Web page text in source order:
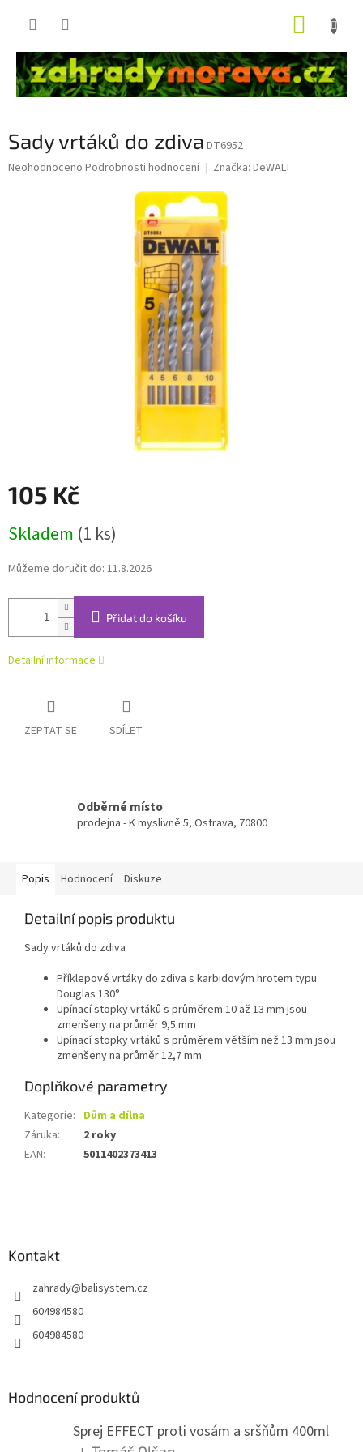
Sady vrtáků do zdiva DT6952
Průměrné
Neohodnoceno Podrobnosti hodnocení Značka: DeWALT
105 Kč
cena:
Skladem (1 ks)
Můžeme doručit do: 11.8.2026
Přidat do košíku
Detailní informace
ZEPTAT SE SDÍLET
Odběrné místo
prodejna - K myslivně 5, Ostrava, 70800
Popis Hodnocení Diskuze
Detailní popis produktu
Sady vrtáků do zdiva
Příklepové vrtáky do zdiva s karbidovým hrotem typu
Douglas 130°
Upínací stopky vrtáků s průměrem 10 až 13 mm jsou
zmenšeny na průměr 9,5 mm
Upínací stopky vrtáků s průměrem větším než 13 mm jsou
zmenšeny na průměr 12,7 mm
Doplňkové parametry
Kategorie: Dům a dílna
Záruka:
2 roky
EAN: 5011402373413
Kontakt
zahrady@balisystem.cz
604984580
604984580
Hodnocení produktů
Sprej EFFECT proti vosám a sršňům 400ml